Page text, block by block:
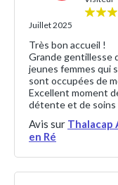
Juillet 2025
Très bon accueil !
Grande gentillesse
jeunes femmes qui
sont occupées de
Excellent moment
détente et de soins
Avis sur Thalacap
en Ré